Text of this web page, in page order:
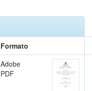
Formato
Adobe
PDF